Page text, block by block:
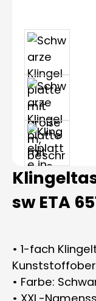
sw ETA
• 1-fach
• Farbe: